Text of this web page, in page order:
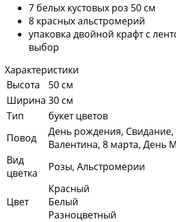
7 белых кустовых роз 50 см
8 красных альстромерий
упаковка двойной крафт с
выбор
Характеристики
Высота
50 см
Ширина 30 см
Тип
букет цветов
Повод
День рождения, Свидание,
Валентина, 8 марта, День
Вид
цветка
Розы, Альстромерии
Цвет
Красный
Белый
Разноцветный